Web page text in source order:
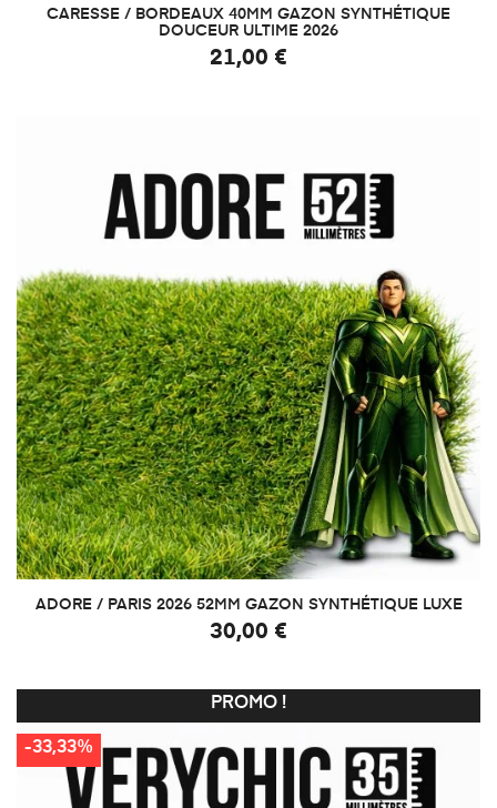
CARESSE / BORDEAUX 40MM GAZON SYNTHÉTIQUE
DOUCEUR ULTIME 2026
21,00 €
ADORE / PARIS 2026 52MM GAZON SYNTHÉTIQUE LUXE
30,00 €
PROMO !
-33,33%